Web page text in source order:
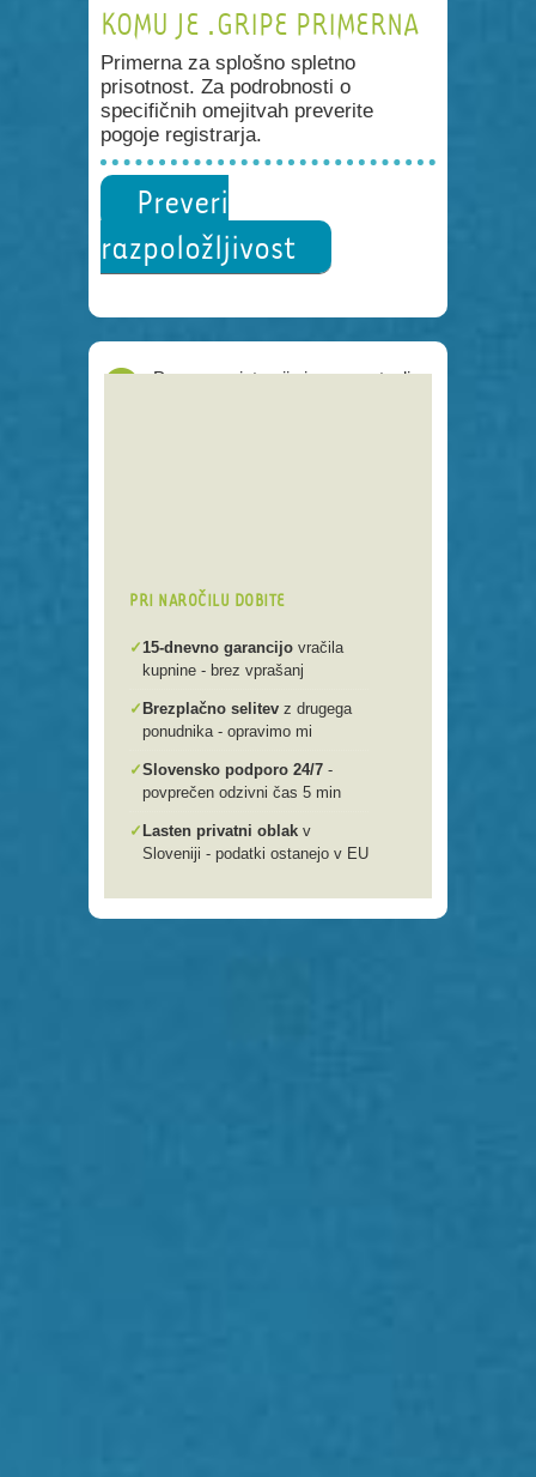
KOMU JE .GRIPE PRIMERNA
Primerna za splošno spletno
prisotnost. Za podrobnosti o
specifičnih omejitvah preverite
pogoje registrarja.
Preveri
razpoložljivost
Proces registracije je poenostavljen
PRI NAROČILU DOBITE
✓15-dnevno garancijo vračila
kupnine - brez vprašanj
✓ Brezplačno selitev z drugega
ponudnika - opravimo mi
✓Slovensko podporo 24/7 -
povprečen odzivni čas 5 min
✓ Lasten privatni oblak v
Sloveniji - podatki ostanejo v EU